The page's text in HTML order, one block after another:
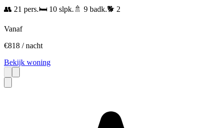
👥 21 pers.🛏️ 10 slpk. 🚿 9 badk.🐕 2
Vanaf
€818 / nacht
Bekijk woning